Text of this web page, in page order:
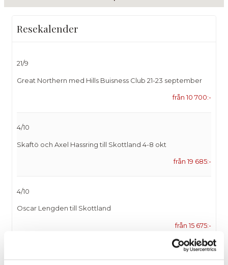
Resekalender
21/9
Great Northern med Hills Buisness Club 21-23 september
från 10 700:-
4/10
Skaftö och Axel Hassring till Skottland 4-8 okt
från 19 685:-
4/10
Oscar Lengden till Skottland
från 15 675:-